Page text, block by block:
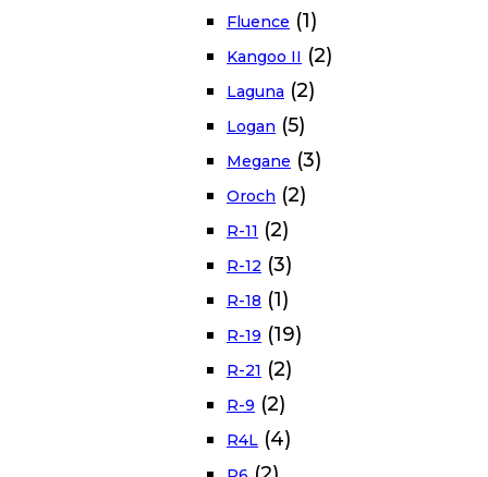
Fluence (1)
Kangoo II (2)
Laguna (2)
Logan (5)
Megane (3)
Oroch (2)
R-11 (2)
R-12 (3)
R-18 (1)
R-19 (19)
R-21 (2)
R-9 (2)
R4L (4)